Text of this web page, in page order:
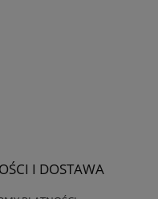
I DOSTAWA